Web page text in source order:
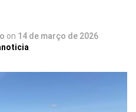
on 14 de março de 2026